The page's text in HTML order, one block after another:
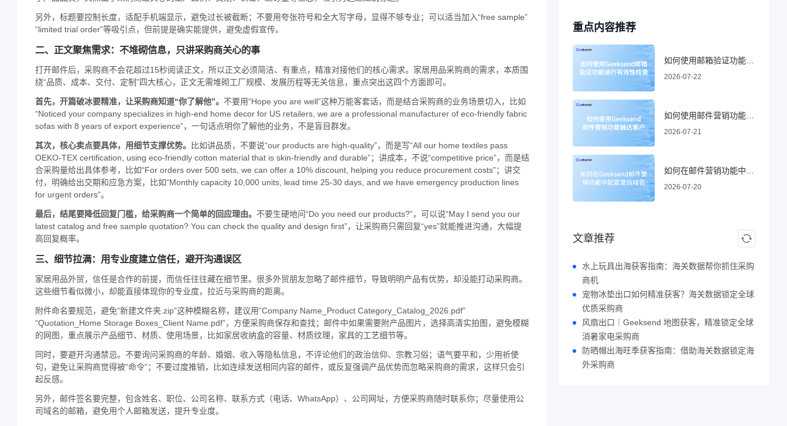
另外，标题要控制长度，适配手机端显示，避免过长被截断；不要用夸张符号和全大写字母，显得不够专业；可以适当加入“free sample”
“limited trial order”等吸引点，但前提是确实能提供，避免虚假宣传。
二、正文聚焦需求：不堆砌信息，只讲采购商关心的事
打开邮件后，采购商不会花超过15秒阅读正文，所以正文必须简洁、有重点，精准对接他们的核心需求。家居用品采购商的需求，本质围
绕“品质、成本、交付、定制”四大核心，正文无需堆砌工厂规模、发展历程等无关信息，重点突出这四个方面即可。
首先，开篇破冰要精准，让采购商知道“你了解他”。 不要用“Hope you are well”这种万能客套话，而是结合采购商的业务场景切入，比如
“Noticed your company specializes in high-end home decor for US retailers, we are a professional manufacturer of eco-friendly fabric
sofas with 8 years of export experience”，一句话点明你了解他的业务，不是盲目群发。
其次，核心卖点要具体，用细节支撑优势。
比如讲品质，不要说“our products are high-quality”，而是写“All our home textiles pass
OEKO-TEX certification, using eco-friendly cotton material that is skin-friendly and durable”；讲成本，不说“competitive price”，而是结
合采购量给出具体参考，比如“For orders over 500 sets, we can offer a 10% discount, helping you reduce procurement costs”；讲交
付，明确给出交期和应急方案，比如“Monthly capacity 10,000 units, lead time 25-30 days, and we have emergency production lines
for urgent orders”。
最后，结尾要降低回复门槛，给采购商一个简单的回应理由。 不要生硬地问“Do you need our products?”，可以说“May I send you our
latest catalog and free sample quotation? You can check the quality and design first”，让采购商只需回复“yes”就能推进沟通，大幅提
高回复概率。
三、细节拉满：用专业度建立信任，避开沟通误区
家居用品外贸，信任是合作的前提，而信任往往藏在细节里。很多外贸朋友忽略了邮件细节，导致明明产品有优势，却没能打动采购商。
这些细节看似微小，却能直接体现你的专业度，拉近与采购商的距离。
附件命名要规范，避免“新建文件夹.zip”这种模糊名称，建议用“Company Name_Product Category_Catalog_2026.pdf”
“Quotation_Home Storage Boxes_Client Name.pdf”，方便采购商保存和查找；邮件中如果需要附产品图片，选择高清实拍图，避免模糊
的网图，重点展示产品细节、材质、使用场景，比如家居收纳盒的容量、材质纹理，家具的工艺细节等。
同时，要避开沟通禁忌。不要询问采购商的年龄、婚姻、收入等隐私信息，不评论他们的政治信仰、宗教习俗；语气要平和，少用祈使
句，避免让采购商觉得被“命令”；不要过度推销，比如连续发送相同内容的邮件，或反复强调产品优势而忽略采购商的需求，这样只会引
起反感。
另外，邮件签名要完整，包含姓名、职位、公司名称、联系方式（电话、WhatsApp）、公司网址，方便采购商随时联系你；尽量使用公
司域名的邮箱，避免用个人邮箱发送，提升专业度。
重点内容推荐
2026-07-22
2026-07-21
2026-07-20
文章推荐
水上玩具出海获客指南：海关数据帮你抓住采购
商机
宠物冰垫出口如何精准获客？海关数据锁定全球
优质采购商
风扇出口｜Geeksend 地图获客，精准锁定全球
消暑家电采购商
防晒帽出海旺季获客指南：借助海关数据锁定海
外采购商